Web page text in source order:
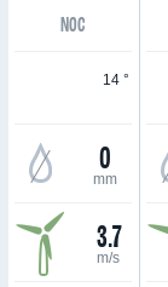
NOC
14 °
0
mm
3.7
m/s